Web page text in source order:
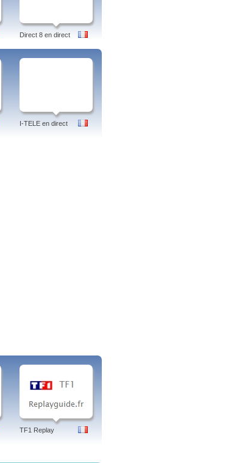
Direct 8 en direct
I-TELE en direct
TF1 Replay